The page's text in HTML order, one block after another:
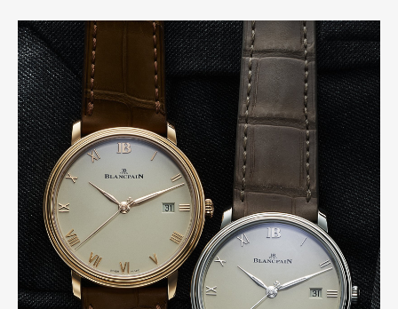
Art&Design WatchFashion
Gourmet
Cars
ProductCultureLifestyle